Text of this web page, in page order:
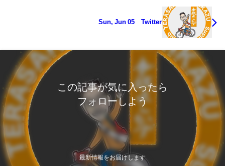
Sun, Jun 05 Twitter
この記事が気に入ったら
フォローしよう
最新情報をお届けします